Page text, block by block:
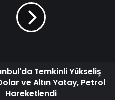
Temkinli Yükseliş
ve Altın Yatay, Petrol
Hareketlendi